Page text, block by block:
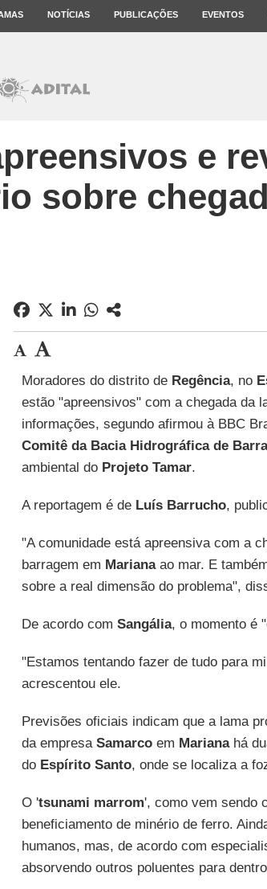
NOTÍCIAS PUBLICAÇÕES EVENTOS
e
sobre
Moradores do distrito de Regência, no
estão "apreensivos" com a chegada da
informações, segundo afirmou à BBC
Comitê da Bacia Hidrográfica de
ambiental do Projeto Tamar.
A reportagem é de Luís Barrucho,
"A comunidade está apreensiva com a
barragem em Marianaao mar. E
sobre a real dimensão do problema",
De acordo com Sangália, o momento é
"Estamos tentando fazer de tudo para
acrescentou ele.
Previsões oficiais indicam que a lama
da empresa Samarcoem Marianahá
do Espírito Santo, onde se localiza a
O 'tsunami marrom', como vem sendo
beneficiamento de minério de ferro.
humanos, mas, de acordo com
absorvendo outros poluentes para